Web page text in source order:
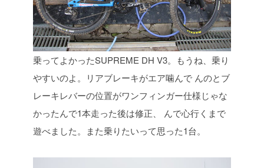
乗ってよかったSUPREME DH V3。もうね、乗り
やすいのよ。リアブレーキがエア噛んで んのとブ
レーキレバーの位置がワンフィンガー仕様じゃな
かったんで1本走った後は修正、
んで心行くまで
遊べました。また乗りたいって思った1台。